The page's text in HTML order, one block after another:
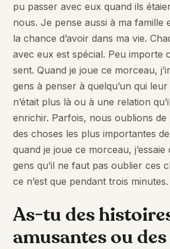
pu passer avec eux quand ils
nous. Je pense aussi à ma famille
la chance d’avoir dans ma vie.
avec eux est spécial. Peu importe
sent. Quand je joue ce morceau,
gens à penser à quelqu’un qui leur
n’était plus là ou à une relation
enrichir. Parfois, nous oublions
des choses les plus importantes
quand je joue ce morceau,
gens qu’il ne faut pas oublier ces
ce n’est que pendant trois minutes.
As-tu des
amusantes ou des